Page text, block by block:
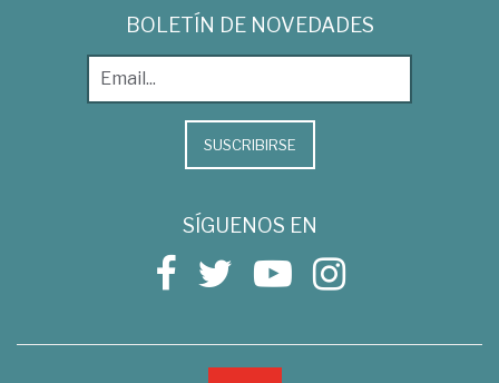
BOLETÍN DE NOVEDADES
SUSCRIBIRSE
SÍGUENOS EN